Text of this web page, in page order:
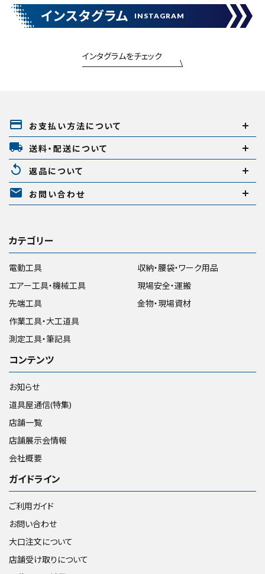
インスタグラム INSTAGRAM
インタグラムをチェック
payment お支払い方法について
local_shipping 送料・配送について
replay 返品について
mail お問い合わせ
カテゴリー
電動工具
エアー工具・機械工具
先端工具
作業工具・大工道具
測定工具・筆記具
収納・腰袋・ワーク用品
現場安全・運搬
金物・現場資材
コンテンツ
お知らせ
道具屋通信(特集)
店舗一覧
店舗展示会情報
会社概要
ガイドライン
ご利用ガイド
お問い合わせ
大口注文について
店舗受け取りについて